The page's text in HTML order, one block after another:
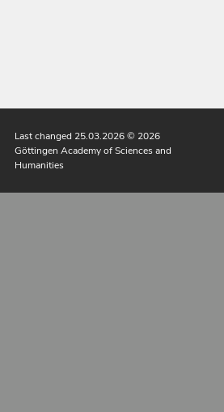
Last changed 25.03.2026© 2026
Göttingen Academy of Sciences and
Humanities